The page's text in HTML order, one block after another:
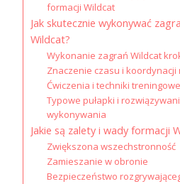
formacji Wildcat
Jak skutecznie wykonywać
Wildcat?
Wykonanie zagrań Wildcat
Znaczenie czasu i koordynacji
Ćwiczenia i techniki
Typowe pułapki i
wykonywania
Jakie są zalety i wady formacji
Zwiększona wszechstronność
Zamieszanie w obronie
Bezpieczeństwo